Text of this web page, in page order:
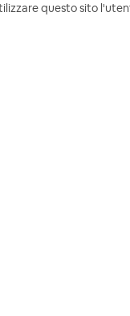
questo sito